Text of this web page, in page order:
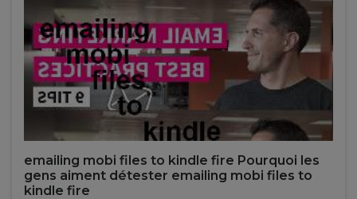
emailing mobi files to kindle fire Pourquoi les
gens aiment détester emailing mobi files to
kindle fire